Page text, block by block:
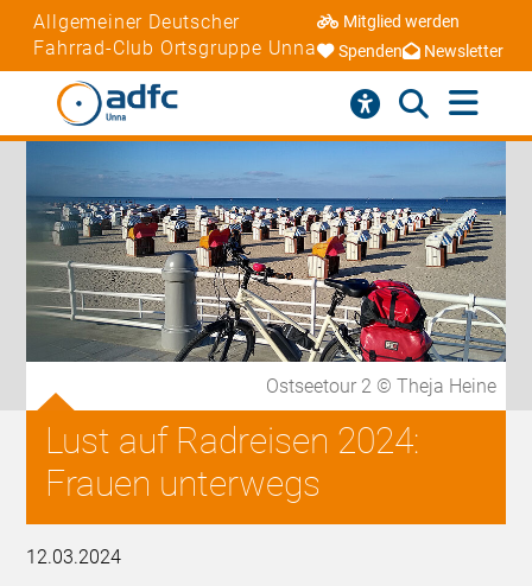
Allgemeiner Deutscher
Fahrrad-Club Ortsgruppe Unna
Mitglied werden
Spenden
Newsletter
Ostseetour 2 © Theja Heine
Lust auf Radreisen 2024:
Frauen unterwegs
12.03.2024